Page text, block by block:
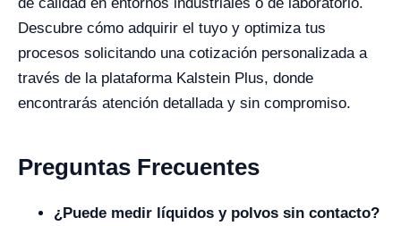
Descubre cómo adquirir el tuyo y optimiza tus
procesos solicitando una cotización personalizada a
través de la plataforma Kalstein Plus, donde
encontrarás atención detallada y sin compromiso.
Preguntas Frecuentes
¿Puede medir líquidos y polvos sin contacto?